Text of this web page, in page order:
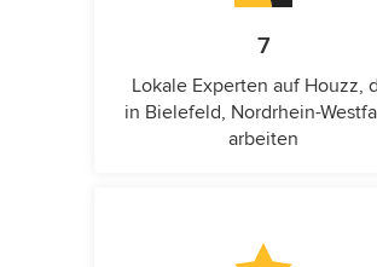
7
Lokale Experten auf Houzz,
in Bielefeld, Nordrhein-
arbeiten